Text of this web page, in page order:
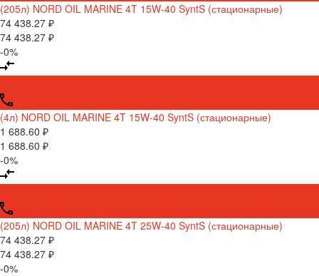
(205л) NORD OIL MARINE 4T 15W-40 SyntS (стационарные)
74 438.27 ₽
74 438.27 ₽
-0%
(4л) NORD OIL MARINE 4T 15W-40 SyntS (стационарные)
1 688.60 ₽
1 688.60 ₽
-0%
(205л) NORD OIL MARINE 4T 25W-40 SyntS (стационарные)
74 438.27 ₽
74 438.27 ₽
-0%